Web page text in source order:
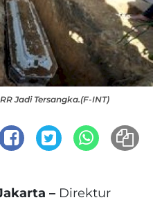
Jadi Tersangka.(F-INT)
– Direktur